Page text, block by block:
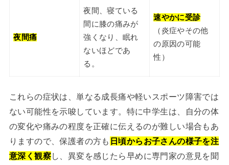
夜間痛
夜間、寝ている
間に膝の痛みが
強くなり、眠れ
ないほどであ
る。
速やかに受診
（炎症やその他
の原因の可能
性）
これらの症状は、単なる成長痛や軽いスポーツ障害では
ない可能性を示唆しています。特に中学生は、自分の体
の変化や痛みの程度を正確に伝えるのが難しい場合もあ
りますので、保護者の方も 日頃からお子さんの様子を注
意深く観察し、異変を感じたら早めに専門家の意見を聞